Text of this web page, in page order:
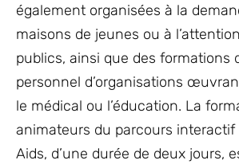
également organisées à la
maisons de jeunes ou à
publics, ainsi que des formations
personnel d’organisations
le médical ou l’éducation. La
animateurs du parcours interactif
Aids, d’une durée de deux jours,